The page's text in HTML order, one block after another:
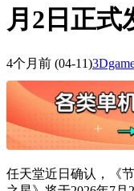
月2日正式
4个月前 (04-11)
任天堂近日确认，《